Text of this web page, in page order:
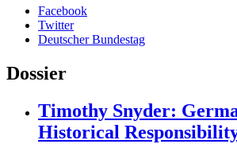
Facebook
Twitter
Deutscher Bundestag
Dossier
Timothy Snyder:
Historical